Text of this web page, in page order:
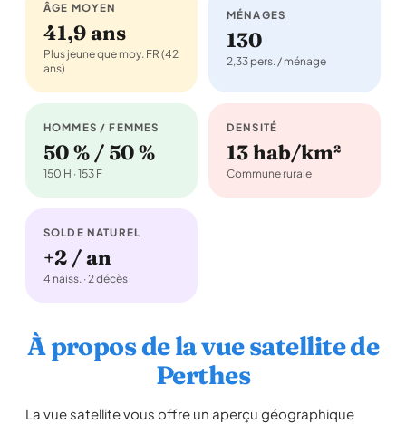
ÂGE MOYEN
41,9 ans
Plus jeune que moy. FR (42
ans)
MÉNAGES
130
2,33 pers. / ménage
HOMMES / FEMMES
50 % / 50 %
150 H · 153 F
DENSITÉ
13 hab/km²
Commune rurale
SOLDE NATUREL
+2 / an
4 naiss. · 2 décès
À propos de la vue satellite de
Perthes
La vue satellite vous offre un aperçu géographique